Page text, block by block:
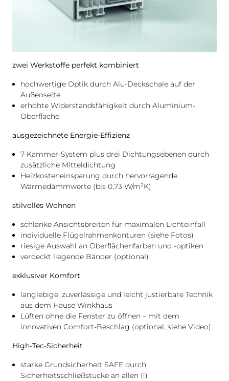
zwei Werkstoffe perfekt kombiniert
hochwertige Optik durch Alu-Deckschale auf der
Außenseite
erhöhte Widerstandsfähigkeit durch Aluminium-
Oberfläche
ausgezeichnete Energie-Effizienz
7-Kammer-System plus drei Dichtungsebenen durch
zusätzliche Mitteldichtung
Heizkosteneinsparung durch hervorragende
Wärmedämmwerte (bis 0,73 W/m²K)
stilvolles Wohnen
schlanke Ansichtsbreiten für maximalen Lichteinfall
individuelle Flügelrahmenkonturen (siehe Fotos)
riesige Auswahl an Oberflächenfarben und -optiken
verdeckt liegende Bänder (optional)
exklusiver Komfort
langlebige, zuverlässige und leicht justierbare Technik
aus dem Hause Winkhaus
Lüften ohne die Fenster zu öffnen – mit dem
innovativen Comfort-Beschlag (optional, siehe Video)
High-Tec-Sicherheit
starke Grundsicherheit SAFE durch
Sicherheitsschließstücke an allen (!)